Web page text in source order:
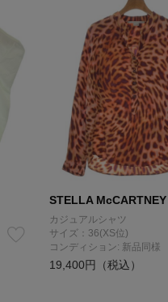
STELLA McCARTNEY
カジュアルシャツ
サイズ：36(XS位)
コンディション: 新品同様
19,400円（税込）